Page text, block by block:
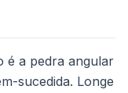
é a pedra angular
sucedida. Longe